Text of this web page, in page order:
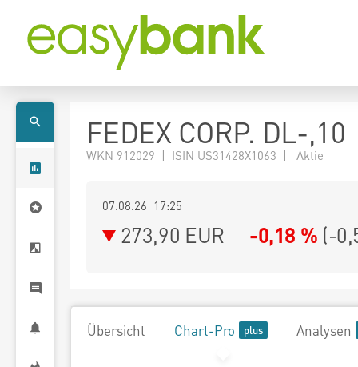
FEDEX CORP. DL-,10
WKN 912029 | ISIN US31428X1063 | Aktie
07.08.26 17:25
273,90 EUR -0,18 % (-
Übersicht Chart-Pro Analysen